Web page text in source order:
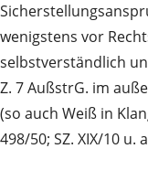
wenigstens vor
selbstverständlich
Z. 7 AußstrG. im
(so auch Weiß in
498/50; SZ. XIX/10 u.